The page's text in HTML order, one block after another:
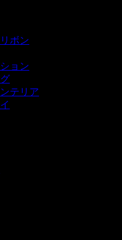
ボン
ョン
テリア
ご好評いただきました商
ラリー』。
定しました！
トレンドカラーや新商品
＆プリザ」「イベント＆
プリザーブドフラワーの
計5会場で開催となりま
足をお運びください。
となっておりますので、
来場ください。